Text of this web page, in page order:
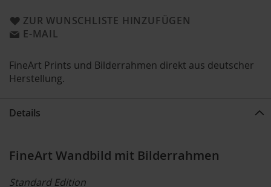
ZUR WUNSCHLISTE HINZUFÜGEN
E-MAIL
FineArt Prints und Bilderrahmen direkt aus deutscher
Herstellung.
Details
FineArt Wandbild mit Bilderrahmen
Standard Edition